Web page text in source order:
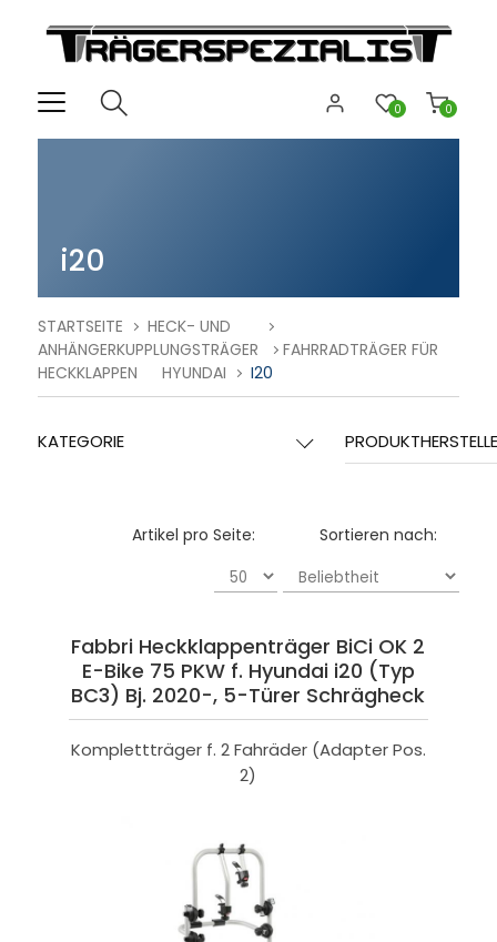
0
0
i20
STARTSEITE
HECK- UND
ANHÄNGERKUPPLUNGSTRÄGER
FAHRRADTRÄGER FÜR
HECKKLAPPEN
HYUNDAI I20
KATEGORIE
Sortieren nach:
Artikel pro Seite:
Fabbri Heckklappenträger BiCi OK 2
E-Bike 75 PKW f. Hyundai i20 (Typ
BC3) Bj. 2020-, 5-Türer Schrägheck
Komplettträger f. 2 Fahräder (Adapter Pos.
2)